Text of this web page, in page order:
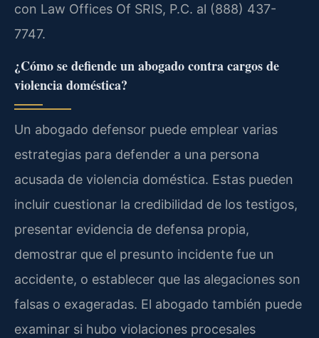
con Law Offices Of SRIS, P.C. al (888) 437-
7747.
¿Cómo se defiende un abogado contra cargos de
violencia doméstica?
Un abogado defensor puede emplear varias
estrategias para defender a una persona
acusada de violencia doméstica. Estas pueden
incluir cuestionar la credibilidad de los testigos,
presentar evidencia de defensa propia,
demostrar que el presunto incidente fue un
accidente, o establecer que las alegaciones son
falsas o exageradas. El abogado también puede
examinar si hubo violaciones procesales